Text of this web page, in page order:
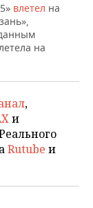
влетел на
на
,
и
Rutube и